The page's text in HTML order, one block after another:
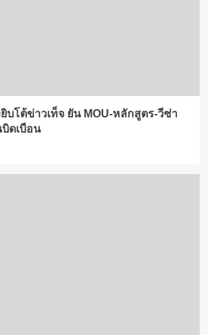
บโต้ข่าวเท็จ ยัน MOU-หลักสูตร-วีซ่า
ดเบือน